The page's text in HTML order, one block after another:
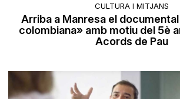
CULTURA I MITJANS
Arriba a Manresa el
colombiana» amb motiu del 5è
Acords de Pau